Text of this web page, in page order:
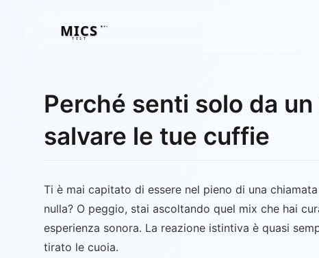
MICS
MICS
TEST
Perché senti solo da
salvare le tue cuffie
Ti è mai capitato di essere nel pieno di una
nulla? O peggio, stai ascoltando quel mix che hai
esperienza sonora. La reazione istintiva è quasi
tirato le cuoia.